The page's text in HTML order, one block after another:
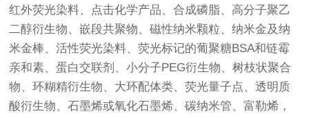
红外荧光染料、点击化学产品、合成磷脂、高分子聚乙
二醇衍生物、嵌段共聚物、磁性纳米颗粒、纳米金及纳
米金棒、活性荧光染料、荧光标记的葡聚糖BSA和链霉
亲和素、蛋白交联剂、小分子PEG衍生物、树枝状聚合
物、环糊精衍生物、大环配体类、荧光量子点、透明质
酸衍生物、石墨烯或氧化石墨烯、碳纳米管、富勒烯，